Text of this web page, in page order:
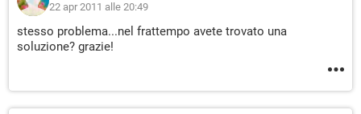
22 apr 2011 alle 20:49
stesso problema...nel frattempo avete trovato una
soluzione? grazie!